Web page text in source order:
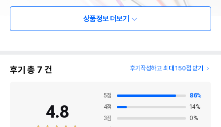
상품정보 더보기
후기 총 7 건 후기작성하고 최대 150점 받기
4.8
5점 86%
4점 14%
3점 0%